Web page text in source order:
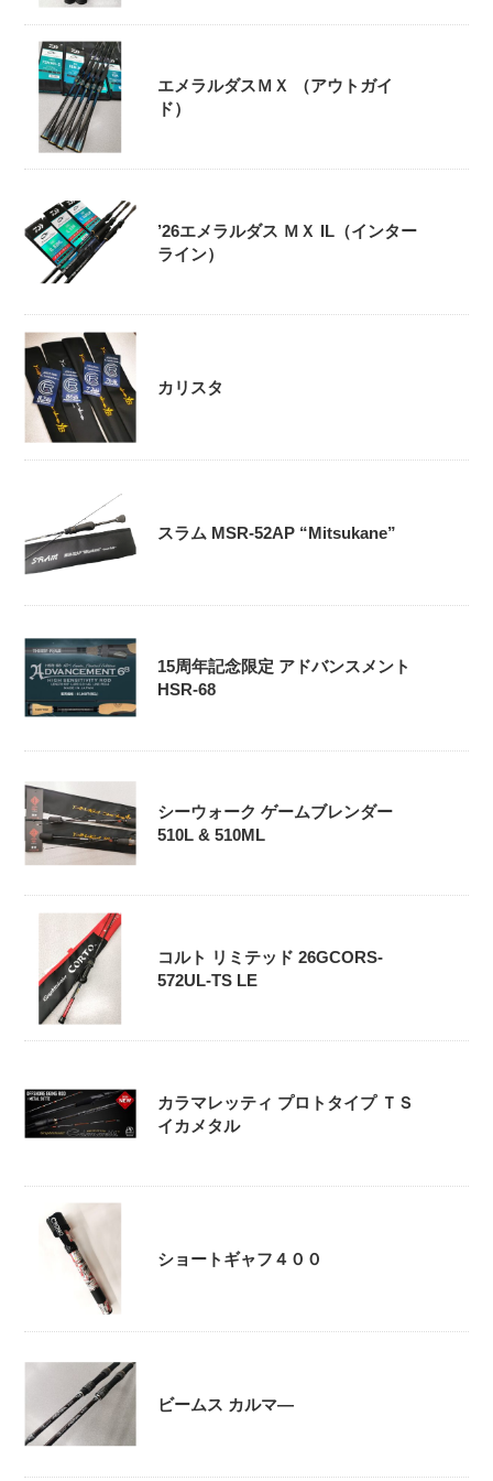
エメラルダスＭＸ （アウトガイ
ド）
’26エメラルダス ＭＸ IL（インター
ライン）
カリスタ
スラム MSR-52AP “Mitsukane”
15周年記念限定 アドバンスメント
HSR-68
シーウォーク ゲームブレンダー
510L & 510ML
コルト リミテッド 26GCORS-
572UL-TS LE
カラマレッティ プロトタイプ ＴＳ
イカメタル
ショートギャフ４００
ビームス カルマ―